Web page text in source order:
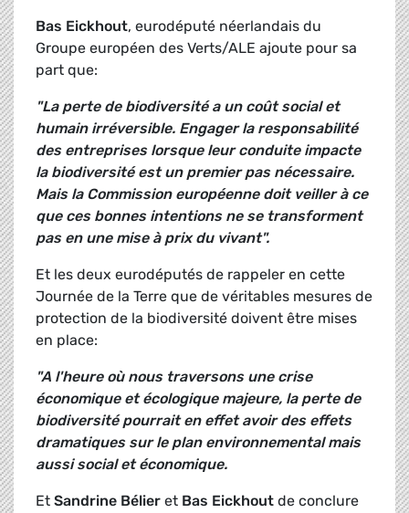
Bas Eickhout, eurodéputé néerlandais du
Groupe européen des Verts/ALE ajoute pour sa
part que:
"La perte de biodiversité a un coût social et
humain irréversible. Engager la responsabilité
des entreprises lorsque leur conduite impacte
la biodiversité est un premier pas nécessaire.
Mais la Commission européenne doit veiller à ce
que ces bonnes intentions ne se transforment
pas en une mise à prix du vivant".
Et les deux eurodéputés de rappeler en cette
Journée de la Terre que de véritables mesures de
protection de la biodiversité doivent être mises
en place:
"A l'heure où nous traversons une crise
économique et écologique majeure, la perte de
biodiversité pourrait en effet avoir des effets
dramatiques sur le plan environnemental mais
aussi social et économique.
Et Sandrine Bélier et Bas Eickhout de conclure